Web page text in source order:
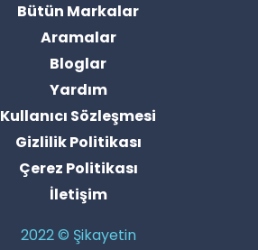
Bütün Markalar
Aramalar
Bloglar
Yardım
Kullanıcı Sözleşmesi
Gizlilik Politikası
Çerez Politikası
İletişim
2022 © Şikayetin